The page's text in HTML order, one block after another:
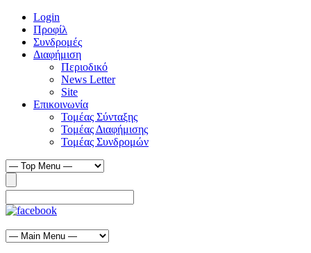
Login
Προφίλ
Συνδρομές
Διαφήμιση
Περιοδικό
News Letter
Site
Επικοινωνία
Τομέας Σύνταξης
Τομέας Διαφήμισης
Τομέας Συνδρομών